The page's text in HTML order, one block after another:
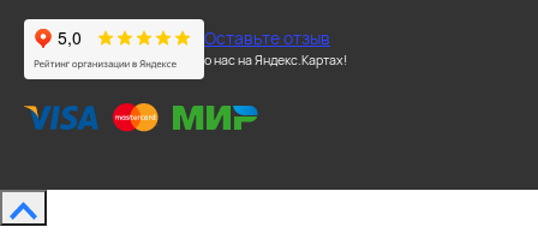
Оставьте отзыв
о нас на Яндекс.Картах!